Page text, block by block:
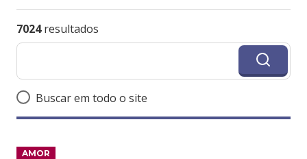
7024resultados
Buscar em todo o site
AMOR